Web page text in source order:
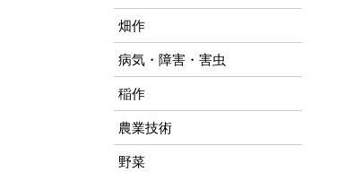
畑作
病気・障害・害虫
稲作
農業技術
野菜